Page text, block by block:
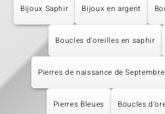
Bijoux Saphir Bijoux en argent
Boucles d'oreilles en saphir
Pierres de naissance de Septembre
Pierres Bleues Boucles